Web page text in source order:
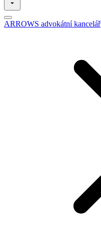
ARROWS advokátní kancelář